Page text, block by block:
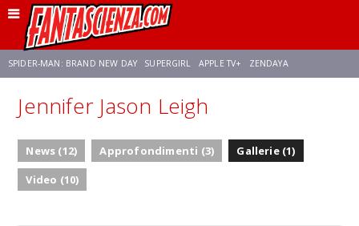
SPIDER-MAN: BRAND NEW DAY SUPERGIRL APPLE TV+ ZENDAYA
FRANCO RICCIARDIELLO AVENGERS: DOOMSDAY
SADIE SINK STAR TREK: STRANGE NEW WORLDS
Jennifer Jason Leigh
News (12) Approfondimenti (3)
Gallerie (1)
Video (10)